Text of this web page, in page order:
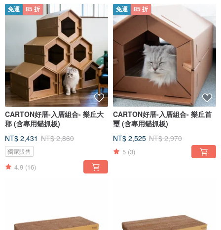
免運 85 折
CARTON好厝-入厝組合- 樂丘大
郡 (含專用貓抓板)
NT$ 2,431 NT$ 2,860
獨家販售
4.9 (16)
免運 85 折
CARTON好厝-入厝組合- 樂丘首
璽 (含專用貓抓板)
NT$ 2,525 NT$ 2,970
5 (3)